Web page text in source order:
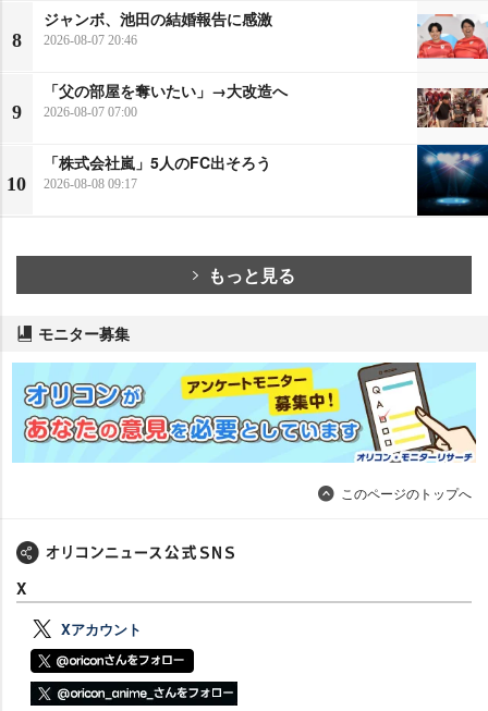
8
ジャンボ、池田の結婚報告に感激
2026-08-07 20:46
9
「父の部屋を奪いたい」→大改造へ
2026-08-07 07:00
10
「株式会社嵐」5人のFC出そろう
2026-08-08 09:17
もっと見る
モニター募集
このページのトップへ
X
Xアカウント